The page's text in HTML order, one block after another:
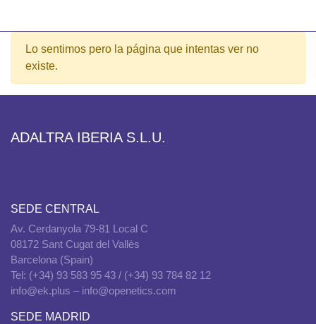
Lo sentimos pero la página que intentas ver no
existe.
ADALTRA IBERIA S.L.U.
SEDE CENTRAL
Av. Cerdanyola 79-81 Local C
08172 Sant Cugat del Vallès
Barcelona (Spain)
Tel: (+34) 93 583 95 43 / (+34) 93 784 82 12
info@ek.plus – info@openetics.com
SEDE MADRID